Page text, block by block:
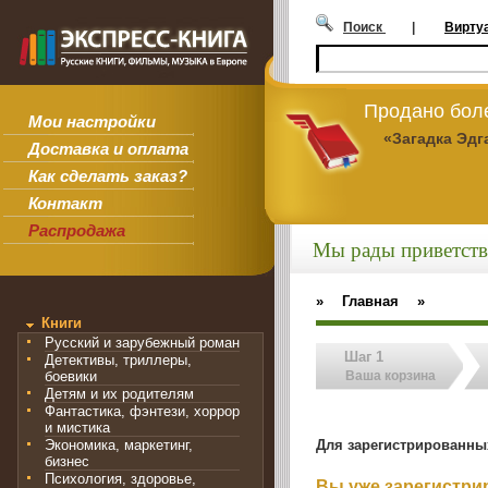
Мои настройки
Доставка и оплата
Как сделать заказ?
Контакт
Распродажа
Поиск |
Продано
«Загадка
Книги
Русский и зарубежный роман
Детективы, триллеры,
боевики
Детям и их родителям
Фантастика, фэнтези, хоррор
и мистика
Экономика, маркетинг,
бизнес
Психология, здоровье,
Мы рады
» Главная »
Шаг 1
Ваша корзина
Для